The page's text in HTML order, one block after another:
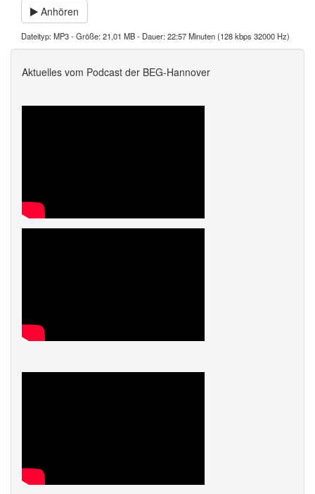
Anhören
Dateityp: MP3 - Größe: 21,01 MB - Dauer: 22:57 Minuten (128 kbps 32000 Hz)
Aktuelles vom Podcast der BEG-Hannover